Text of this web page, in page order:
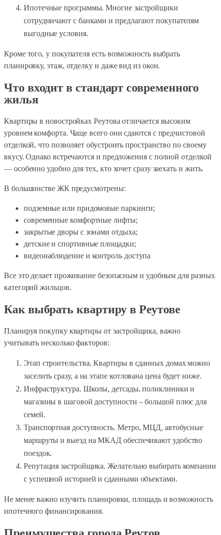
Ипотечные программы. Многие застройщики
сотрудничают с банками и предлагают покупателям
выгодные условия.
Кроме того, у покупателя есть возможность выбрать
планировку, этаж, отделку и даже вид из окон.
Что входит в стандарт современного
жилья
Квартиры в новостройках Реутова отличается высоким
уровнем комфорта. Чаще всего они сдаются с предчистовой
отделкой, что позволяет обустроить пространство по своему
вкусу. Однако встречаются и предложения с полной отделкой
— особенно удобно для тех, кто хочет сразу заехать и жить.
В большинстве ЖК предусмотрены:
подземные или придомовые паркинги;
современные комфортные лифты;
закрытые дворы с зонами отдыха;
детские и спортивные площадки;
видеонаблюдение и контроль доступа
Все это делает проживание безопасным и удобным для разных
категорий жильцов.
Как выбрать квартиру в Реутове
Планируя покупку квартиры от застройщика, важно
учитывать несколько факторов:
Этап строительства. Квартиры в сданных домах можно
заселить сразу, а на этапе котлована цена будет ниже.
Инфраструктура. Школы, детсады, поликлиники и
магазины в шаговой доступности – большой плюс для
семей.
Транспортная доступность. Метро, МЦД, автобусные
маршруты и выезд на МКАД обеспечивают удобство
поездок.
Репутация застройщика. Желательно выбирать компании
с успешной историей и сданными объектами.
Не менее важно изучить планировки, площадь и возможность
ипотечного финансирования.